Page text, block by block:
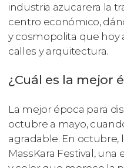
industria azucarera la
centro económico,
y cosmopolita que hoy
calles y arquitectura.
¿Cuál es la mejor
La mejor época para
octubre a mayo,
agradable. En octubre,
MassKara Festival,